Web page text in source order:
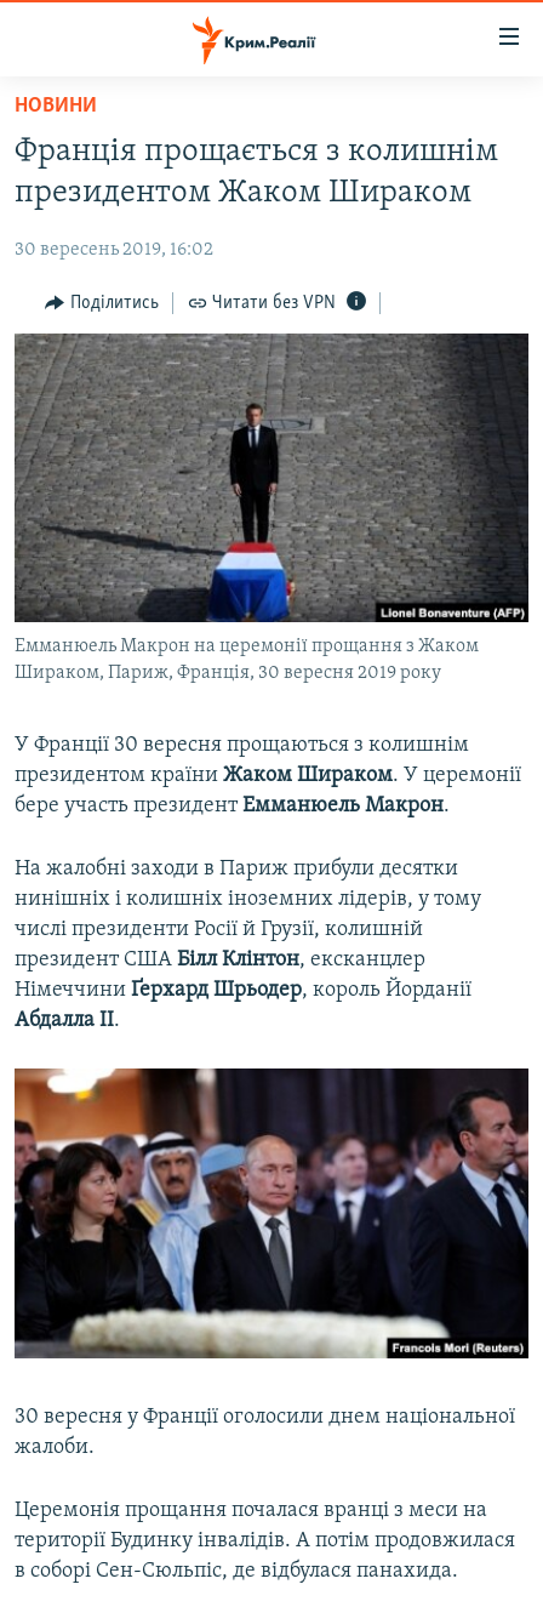
Перейти
основного
матеріалу
Перейти
до
навігації
Перейти
до
пошуку
ВОДА.КРИМ
ВІДЕО ТА ФОТО
ПОЛІТИКА
БЛОГИ
ПОГЛЯД
ІНТЕРВ'Ю
ВСЕ ЗА ДЕНЬ
СПЕЦПРОЕКТИ
ДЕПОРТАЦІЯ
ВІДЕОУРОКИ «ELIFBE»
СВІДЧЕННЯ ОКУПАЦІЇ
УКРАЇНСЬКА ПРОБЛЕМА КРИМУ
ЯК ОБІЙТИ БЛОКУВАННЯ
Русский
Qırımtatar
Усі сайти RFE/RL
НОВИНИ
Франція прощається з колишнім
президентом Жаком Шираком
30 вересень 2019, 16:02
Поділитись Читати без VPN
Емманюель Макрон на церемонії прощання з Жаком
Шираком, Париж, Франція, 30 вересня 2019 року
У Франції 30 вересня прощаються з колишнім
президентом країни Жаком Шираком. У церемонії
бере участь президентЕмманюель Макрон.
На жалобні заходи в Париж прибули десятки
нинішніх і колишніх іноземних лідерів, у тому
числі президенти Росії й Грузії, колишній
президент США Білл Клінтон, ексканцлер
Німеччини Ґерхард Шрьодер, король Йорданії
Абдалла II.
30 вересня у Франції оголосили днем національної
жалоби.
Церемонія прощання почалася вранці з меси на
території Будинку інвалідів. А потім продовжилася
в соборі Сен-Сюльпіс, де відбулася панахида.